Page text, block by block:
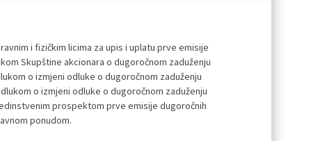
i fizičkim licima za upis i uplatu prve emisije
Skupštine akcionara o dugoročnom zaduženju
o izmjeni odluke o dugoročnom zaduženju
o izmjeni odluke o dugoročnom zaduženju
prospektom prve emisije dugoročnih
ponudom.